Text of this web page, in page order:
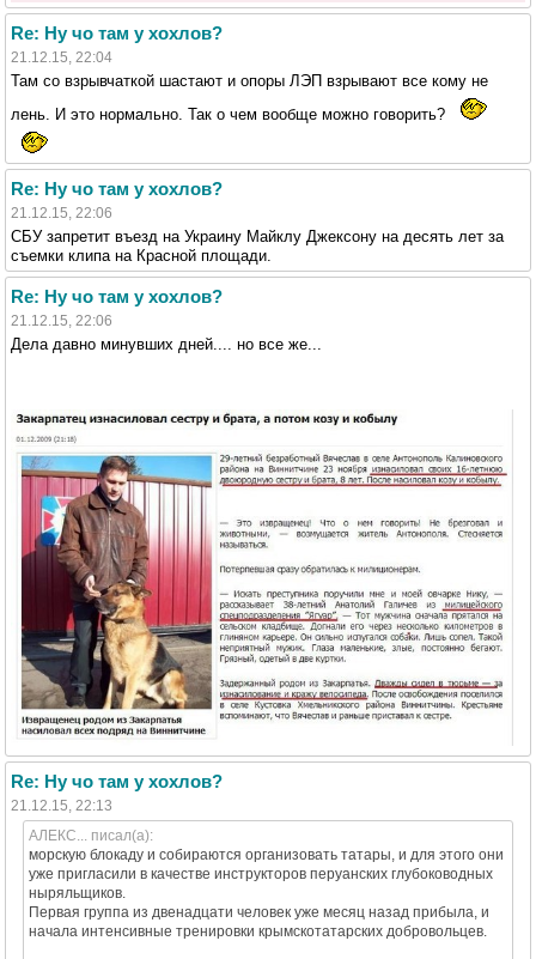
Re: Ну чо там у хохлов?
21.12.15, 22:04
Там со взрывчаткой шастают и опоры ЛЭП взрывают все кому не
лень. И это нормально. Так о чем вообще можно говорить?
Re: Ну чо там у хохлов?
21.12.15, 22:06
СБУ запретит въезд на Украину Майклу Джексону на десять лет за
съемки клипа на Красной площади.
Re: Ну чо там у хохлов?
21.12.15, 22:06
Дела давно минувших дней.... но все же...
Re: Ну чо там у хохлов?
21.12.15, 22:13
АЛЕКС... писал(а):
морскую блокаду и собираются организовать татары, и для этого они
уже пригласили в качестве инструкторов перуанских глубоководных
ныряльщиков.
Первая группа из двенадцати человек уже месяц назад прибыла, и
начала интенсивные тренировки крымскотатарских добровольцев.